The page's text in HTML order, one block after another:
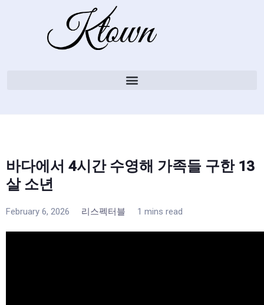
바다에서 4시간 수영해 가족들 구한 13
살 소년
February 6, 2026 리스펙터블 1 mins read